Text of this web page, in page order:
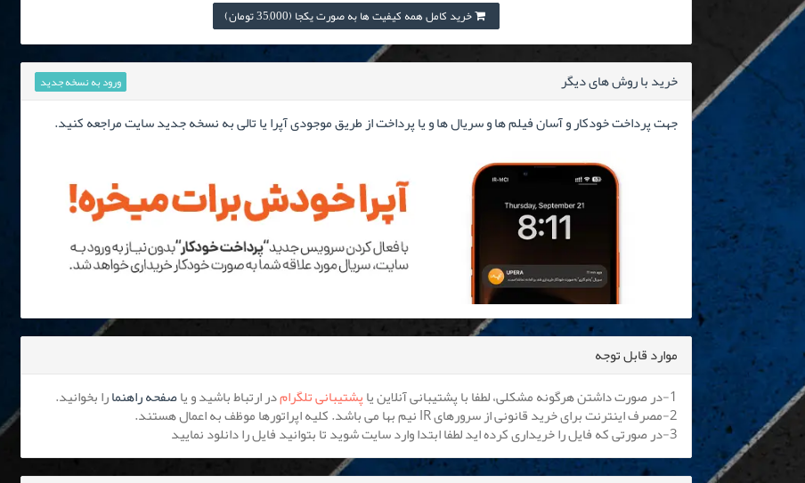
خرید کامل همه کیفیت ها به صورت یکجا (35,000 تومان)
خرید با روش های دیگر ورود به نسخه جدید
جهت پرداخت خودکار و آسان فیلم ها و سریال ها و یا پرداخت از طریق موجودی آپرا یا تالی به نسخه جدید سایت مراجعه کنید.
موارد قابل توجه
1-در صورت داشتن هرگونه مشکلی، لطفا با پشتیبانی آنلاین یا
پشتیبانی تلگرامدر ارتباط باشید و یاصفحه راهنمارا بخوانید.
2-مصرف اینترنت برای خرید قانونی از سرورهای IR نیم بها می باشد. کلیه اپراتورها موظف به اعمال هستند.
3-در صورتی که فایل را خریداری کرده اید لطفا ابتدا وارد سایت شوید تا بتوانید فایل را دانلود نمایید